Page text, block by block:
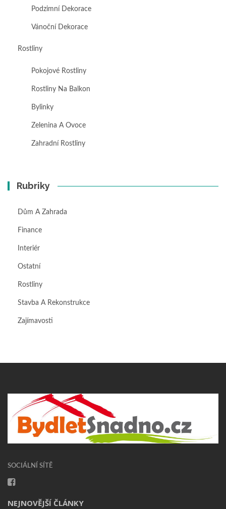
Podzimní Dekorace
Vánoční Dekorace
Rostliny
Pokojové Rostliny
Rostliny Na Balkon
Bylinky
Zelenina A Ovoce
Zahradní Rostliny
Rubriky
Dům A Zahrada
Finance
Interiér
Ostatní
Rostliny
Stavba A Rekonstrukce
Zajímavosti
SOCIÁLNÍ SÍTĚ
NEJNOVĚJŠÍ ČLÁNKY